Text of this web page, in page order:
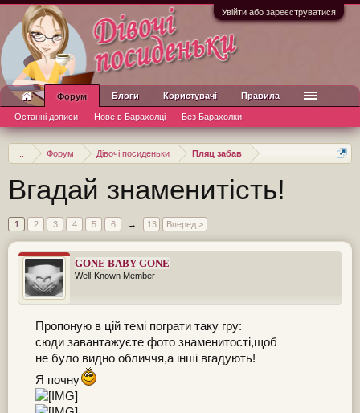
Увійти або зареєструватися
Форум Дівочі посиденьки Пляц забав
Вгадай знаменитість!
1 2 3 4 5 6 → 13 Вперед >
GONE BABY GONE
Well-Known Member
Пропоную в цій темі пограти таку гру:
сюди завантажуєте фото знаменитості,щоб
не було видно обличчя,а інші вгадують!
Я почну
Форум
Останні дописи Нове в Барахолці Без Барахолки
Блоги Користувачі Правила